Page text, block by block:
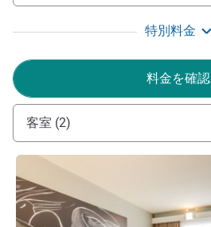
特別料金
料金を確認
客室 (2)
詳細を表示